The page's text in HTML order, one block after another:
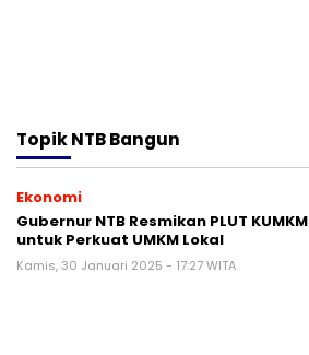
TopikNTB Bangun
Ekonomi
Gubernur NTB Resmikan PLUT KUMKM
untuk Perkuat UMKM Lokal
Kamis, 30 Januari 2025 - 17:27 WITA